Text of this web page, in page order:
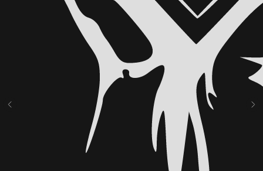
ВОЗМОЖНА ОПЛАТА ЧАСТЯМИ ЧЕРЕЗ
СЕРВИС «ДОЛЯМИ» ОТ Т-БАНКА